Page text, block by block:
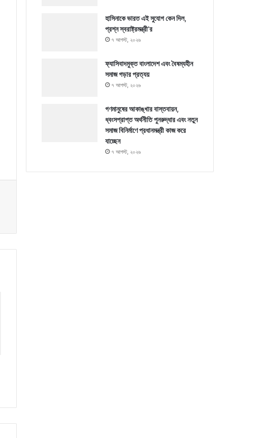
হাসিনাকে ভারত এই সুযোগ কেন দিল,
প্রশ্ন স্বরাষ্ট্রমন্ত্রী’র
৭ আগস্ট, ২০২৬
ফ্যাসিবাদমুক্ত বাংলাদেশ এবং বৈষম্যহীন
সমাজ গড়ার প্রত্যয়
৭ আগস্ট, ২০২৬
গণমানুষের আকাঙ্খার বাস্তবায়ন,
ধ্বংসপ্রাপ্ত অর্থনীতি পুনরুদ্ধার এবং নতুন
সমাজ বিনির্মাণে প্রধানমন্ত্রী কাজ করে
যাচ্ছেন
৭ আগস্ট, ২০২৬